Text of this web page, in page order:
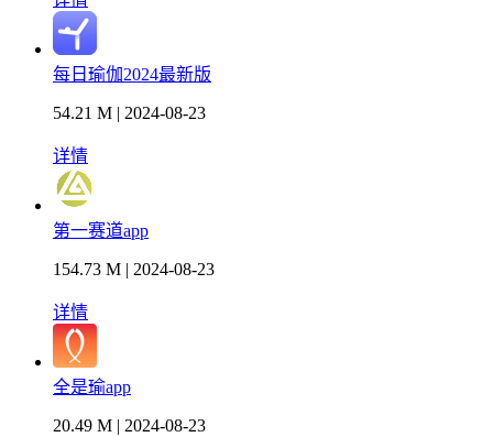
每日瑜伽2024最新版
54.21 M | 2024-08-23
详情
第一赛道app
154.73 M | 2024-08-23
详情
全是瑜app
20.49 M | 2024-08-23